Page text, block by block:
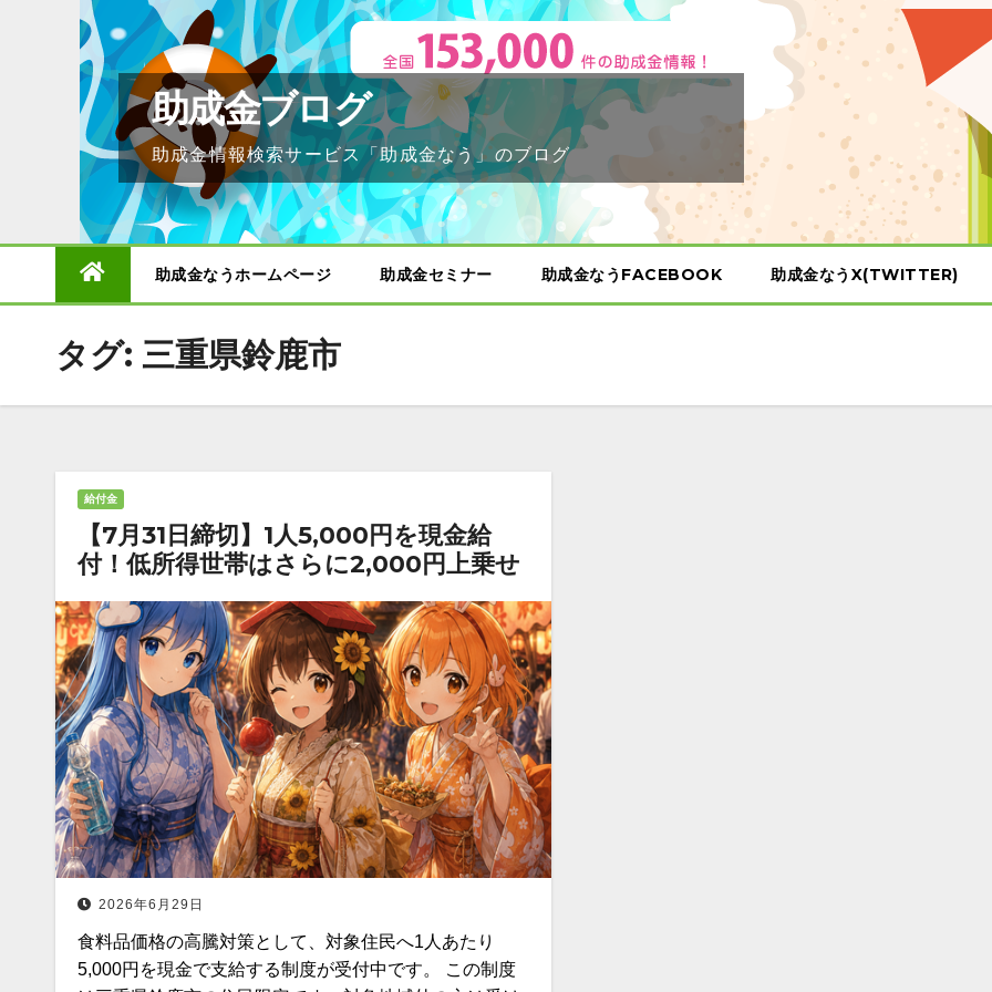
助成金ブログ
助成金情報検索サービス「助成金なう」のブログ
助成金なうホームページ 助成金セミナー 助成金なうFACEBOOK 助成金なうX(TWITTER)
タグ: 三重県鈴鹿市
給付金
【7月31日締切】1人5,000円を現金給
付！低所得世帯はさらに2,000円上乗せ
2026年6月29日
食料品価格の高騰対策として、対象住民へ1人あたり
5,000円を現金で支給する制度が受付中です。 この制度